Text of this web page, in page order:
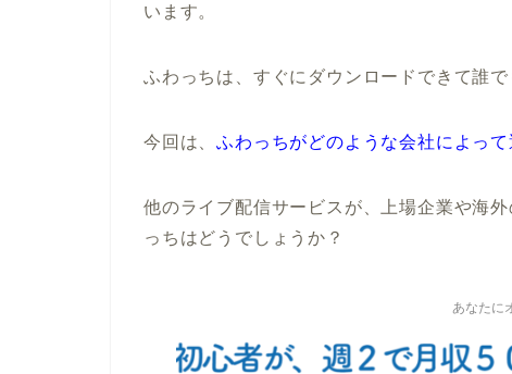
います。
ふわっちは、すぐにダウンロードできて誰で
今回は、ふわっちがどのような会社によっ
他のライブ配信サービスが、上場企業や海
っちはどうでしょうか？
あなたに